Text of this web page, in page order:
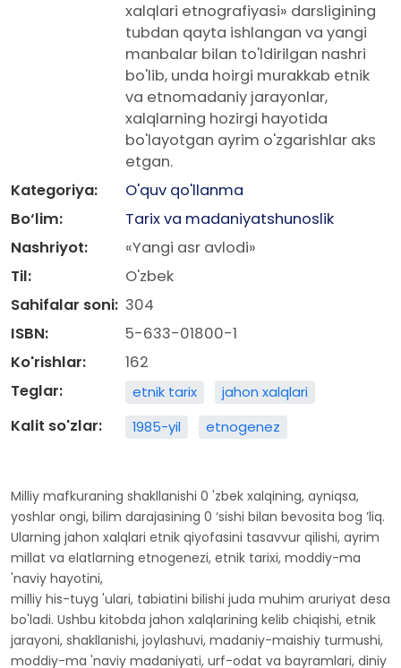
xalqlari etnografiyasi» darsligining
tubdan qayta ishlangan va yangi
manbalar bilan to'ldirilgan nashri
bo'lib, unda hoirgi murakkab etnik
va etnomadaniy jarayonlar,
xalqlarning hozirgi hayotida
bo'layotgan ayrim o'zgarishlar aks
etgan.
Kategoriya:
O'quv qo'llanma
Bo‘lim:
Tarix va madaniyatshunoslik
Nashriyot:
«Yangi asr avlodi»
Til:
O'zbek
Sahifalar soni: 304
ISBN:
5-633-01800-1
Ko'rishlar:
162
Teglar:
etnik tarix jahon xalqlari
Kalit so'zlar: 1985-yil etnogenez
Milliy mafkuraning shakllanishi 0 'zbek xalqining, ayniqsa,
yoshlar ongi, bilim darajasining 0 ‘sishi bilan bevosita bog ’liq.
Ularning jahon xalqlari etnik qiyofasini tasavvur qilishi, ayrim
millat va elatlarning etnogenezi, etnik tarixi, moddiy-ma
'naviy hayotini,
milliy his-tuyg 'ulari, tabiatini bilishi juda muhim aruriyat desa
bo'ladi. Ushbu kitobda jahon xalqlarining kelib chiqishi, etnik
jarayoni, shakllanishi, joylashuvi, madaniy-maishiy turmushi,
moddiy-ma 'naviy madaniyati, urf-odat va bayramlari, diniy